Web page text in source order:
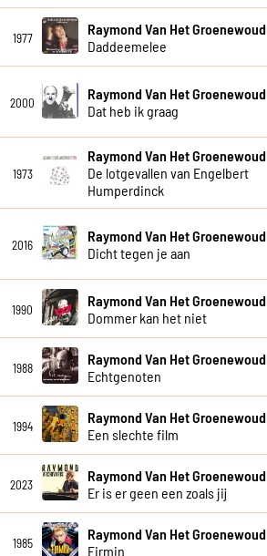
1977
Raymond Van Het Groenewoud
Daddeemelee
2000
Raymond Van Het Groenewoud
Dat heb ik graag
1973
Raymond Van Het Groenewoud
De lotgevallen van Engelbert
Humperdinck
2016
Raymond Van Het Groenewoud
Dicht tegen je aan
1990
Raymond Van Het Groenewoud
Dommer kan het niet
1988
Raymond Van Het Groenewoud
Echtgenoten
1994
Raymond Van Het Groenewoud
Een slechte film
2023
Raymond Van Het Groenewoud
Er is er geen een zoals jij
1985
Raymond Van Het Groenewoud
Firmin